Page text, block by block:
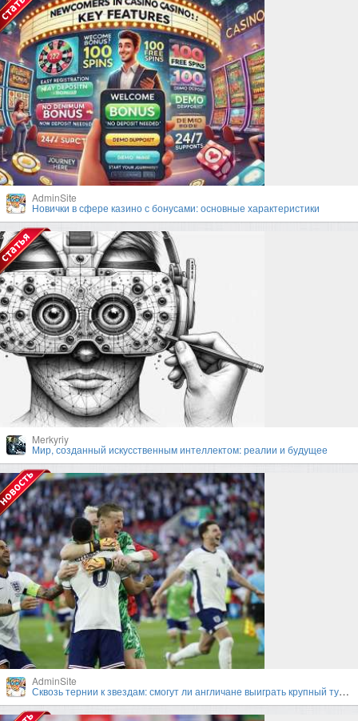
AdminSite
Новички в сфере казино с бонусами: основные характеристики
Merkyriy
Мир, созданный искусственным интеллектом: реалии и будущее
AdminSite
Сквозь тернии к звездам: смогут ли англичане выиграть крупный турнир под руководством Гарета Саутгейта?